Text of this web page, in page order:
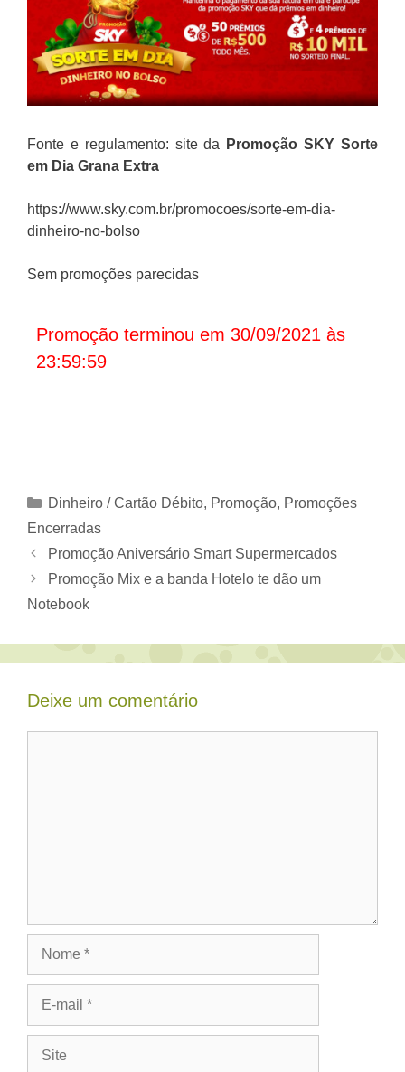
Fonte e regulamento: site da PromoçãoSKY Sorte
em Dia Grana Extra
https://www.sky.com.br/promocoes/sorte-em-dia-
dinheiro-no-bolso
Sem promoções parecidas
Promoção terminou em 30/09/2021 às
23:59:59
Categorias
Dinheiro / Cartão Débito, Promoção, Promoções
Encerradas
Promoção Aniversário Smart Supermercados
Promoção Mix e a banda Hotelo te dão um
Notebook
Deixe um comentário